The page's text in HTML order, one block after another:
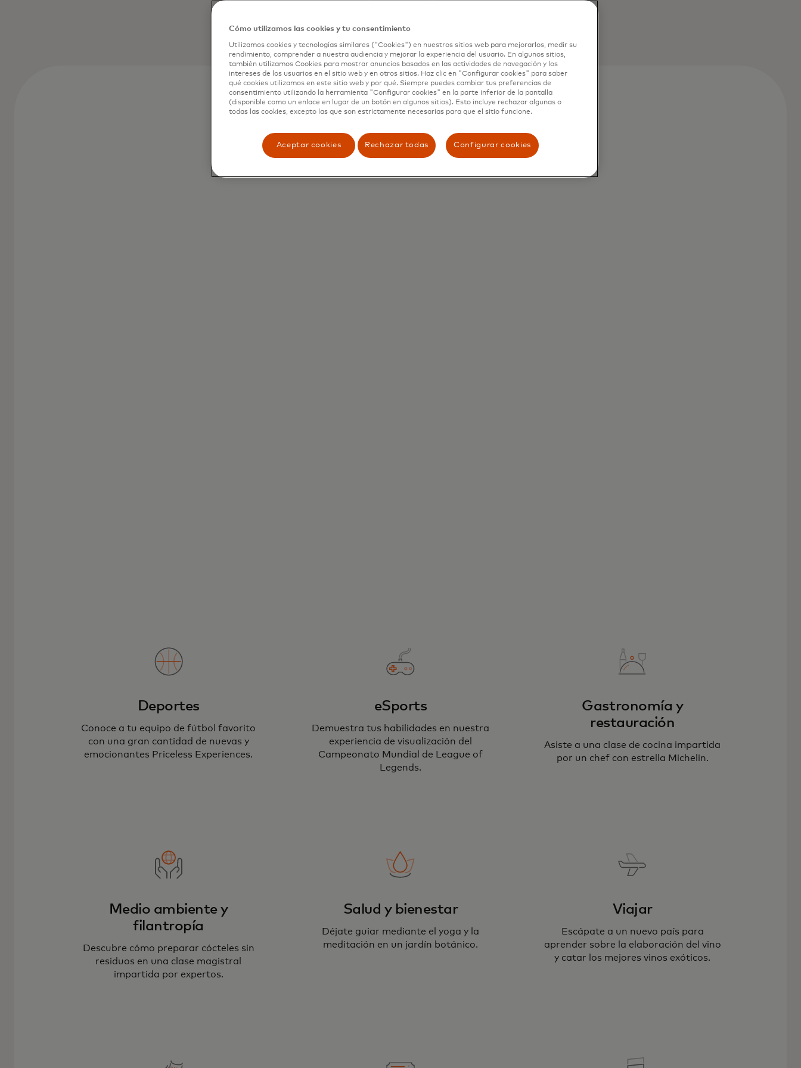
Deportes
Conoce a tu equipo de fútbol favorito
con una gran cantidad de nuevas y
emocionantes Priceless Experiences.
eSports
Demuestra tus habilidades en nuestra
experiencia de visualización del
Campeonato Mundial de League of
Legends.
Gastronomía y
restauración
Asiste a una clase de cocina impartida
por un chef con estrella Michelin.
Medio ambiente y
filantropía
Descubre cómo preparar cócteles sin
residuos en una clase magistral
impartida por expertos.
Salud y bienestar
Déjate guiar mediante el yoga y la
meditación en un jardín botánico.
Viajar
Escápate a un nuevo país para
aprender sobre la elaboración del vino
y catar los mejores vinos exóticos.
Cómo utilizamos las cookies y tu consentimiento
Utilizamos cookies y tecnologías similares ("Cookies") en nuestros sitios web para mejorarlos, medir su
rendimiento, comprender a nuestra audiencia y mejorar la experiencia del usuario. En algunos sitios,
también utilizamos Cookies para mostrar anuncios basados en las actividades de navegación y los
intereses de los usuarios en el sitio web y en otros sitios. Haz clic en "Configurar cookies" para saber
qué cookies utilizamos en este sitio web y por qué. Siempre puedes cambiar tus preferencias de
consentimiento utilizando la herramienta "Configurar cookies" en la parte inferior de la pantalla
(disponible como un enlace en lugar de un botón en algunos sitios). Esto incluye rechazar algunas o
todas las cookies, excepto las que son estrictamente necesarias para que el sitio funcione.
Aceptar cookies Rechazar todas Configurar cookies